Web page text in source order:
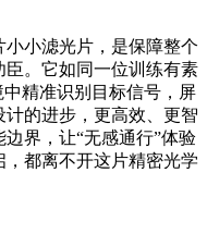
小滤光片，是保障整个
。它如同一位训练有素
精准识别目标信号，屏
的进步，更高效、更智
界，让“无感通行”体验
都离不开这片精密光学